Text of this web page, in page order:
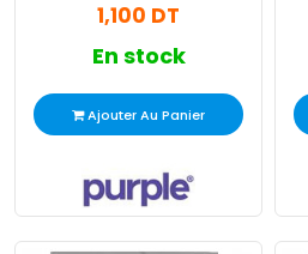
1,100 DT
En stock
Ajouter Au Panier